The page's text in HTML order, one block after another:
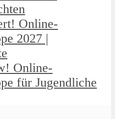
Online-
2027 |
Online-
für Jugendliche